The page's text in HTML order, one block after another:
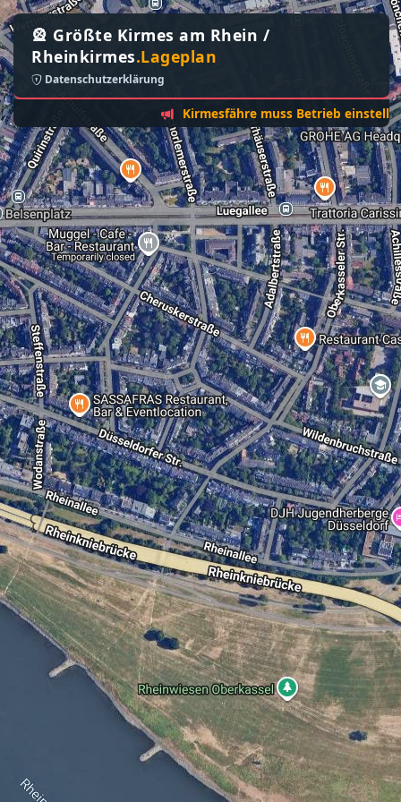
🎡 Größte Kirmes am Rhein /
Rheinkirmes.Lageplan
Datenschutzerklärung
Kirmesfähre muss Betrieb einstellen -